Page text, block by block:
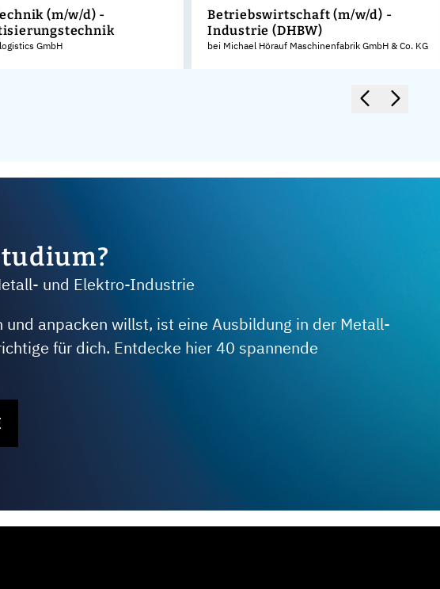
(m/w/d) -
GmbH
Betriebswirtschaft (m/w/d) -
Industrie (DHBW)
bei Michael Hörauf Maschinenfabrik GmbH & Co. KG
und Elektro-Industrie
anpacken willst, ist eine Ausbildung in der Metall-
für dich. Entdecke hier 40 spannende